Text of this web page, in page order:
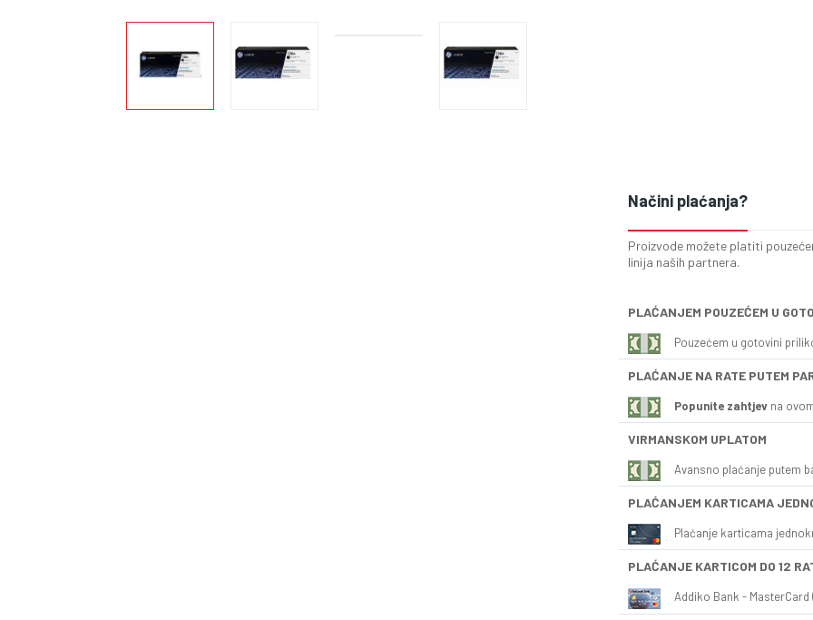
Načini plaćanja?
Proizvode možete platiti
linija naših partnera.
PLAĆANJEM POUZEĆEM U
Pouzećem u gotovini
PLAĆANJE NA RATE PUTEM
Popunite zahtjev na
VIRMANSKOM UPLATOM
Avansno plaćanje putem
PLAĆANJEM KARTICAMA
Plaćanje karticama
PLAĆANJE KARTICOM DO 12
Addiko Bank - MasterCard